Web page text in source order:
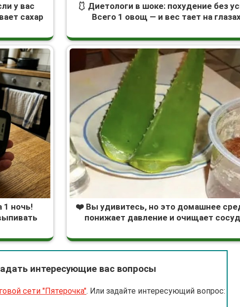
у вас
сахар
🩱 Диетологи в шоке: похудение без
Всего 1 овощ — и вес тает на
1 ночь!
❤️ Вы удивитесь, но это домашнее
понижает давление и очищает
интересующие вас вопросы
сети "Пятерочка". Или задайте интересующий вопрос: